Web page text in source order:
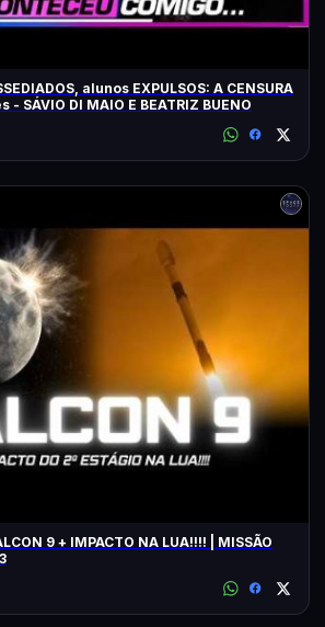
alunos EXPULSOS: A CENSURA
SÁVIO DI MAIO E BEATRIZ BUENO
LUA!!!! | MISSÃO